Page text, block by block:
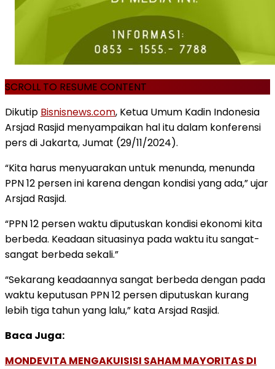
SCROLL TO RESUME CONTENT
Dikutip Bisnisnews.com, Ketua Umum Kadin Indonesia
Arsjad Rasjid menyampaikan hal itu dalam konferensi
pers di Jakarta, Jumat (29/11/2024).
“Kita harus menyuarakan untuk menunda, menunda
PPN 12 persen ini karena dengan kondisi yang ada,” ujar
Arsjad Rasjid.
“PPN 12 persen waktu diputuskan kondisi ekonomi kita
berbeda. Keadaan situasinya pada waktu itu sangat-
sangat berbeda sekali.”
“Sekarang keadaannya sangat berbeda dengan pada
waktu keputusan PPN 12 persen diputuskan kurang
lebih tiga tahun yang lalu,” kata Arsjad Rasjid.
Baca Juga:
MONDEVITA MENGAKUISISI SAHAM MAYORITAS DI